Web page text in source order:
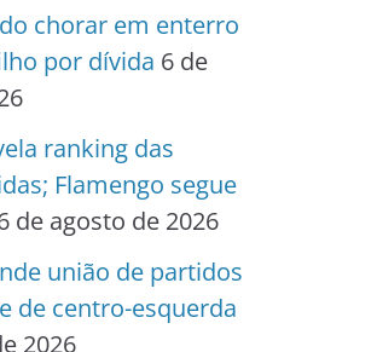
chorar em enterro
por dívida 6 de
ranking das
Flamengo segue
de agosto de 2026
união de partidos
de centro-esquerda
2026